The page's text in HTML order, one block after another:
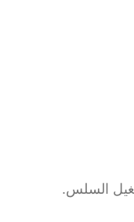
السلس.